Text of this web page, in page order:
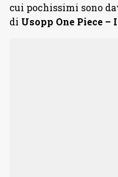
cui pochissimi sono
di Usopp One Piece